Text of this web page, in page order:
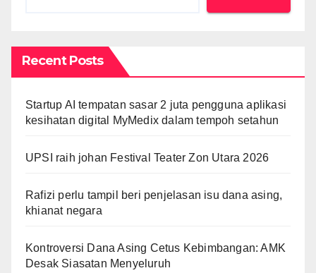
Recent Posts
Startup AI tempatan sasar 2 juta pengguna aplikasi
kesihatan digital MyMedix dalam tempoh setahun
UPSI raih johan Festival Teater Zon Utara 2026
Rafizi perlu tampil beri penjelasan isu dana asing,
khianat negara
Kontroversi Dana Asing Cetus Kebimbangan: AMK
Desak Siasatan Menyeluruh